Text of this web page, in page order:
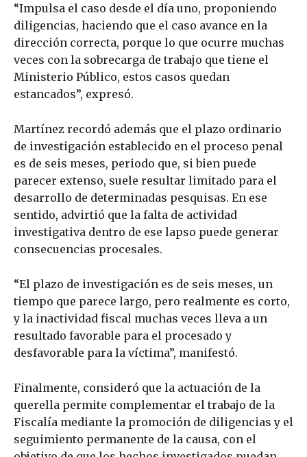
“Impulsa el caso desde el día uno, proponiendo
diligencias, haciendo que el caso avance en la
dirección correcta, porque lo que ocurre muchas
veces con la sobrecarga de trabajo que tiene el
Ministerio Público, estos casos quedan
estancados”, expresó.
Martínez recordó además que el plazo ordinario
de investigación establecido en el proceso penal
es de seis meses, periodo que, si bien puede
parecer extenso, suele resultar limitado para el
desarrollo de determinadas pesquisas. En ese
sentido, advirtió que la falta de actividad
investigativa dentro de ese lapso puede generar
consecuencias procesales.
“El plazo de investigación es de seis meses, un
tiempo que parece largo, pero realmente es corto,
y la inactividad fiscal muchas veces lleva a un
resultado favorable para el procesado y
desfavorable para la víctima”, manifestó.
Finalmente, consideró que la actuación de la
querella permite complementar el trabajo de la
Fiscalía mediante la promoción de diligencias y el
seguimiento permanente de la causa, con el